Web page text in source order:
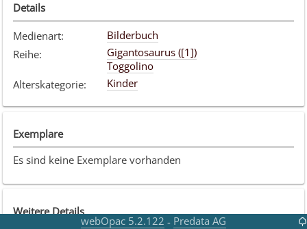
Details
Medienart:
Bilderbuch
Reihe:
Gigantosaurus ([1])
Toggolino
Alterskategorie: Kinder
Exemplare
Es sind keine Exemplare vorhanden
Weitere Details
webOpac 5.2.122 - Predata AG